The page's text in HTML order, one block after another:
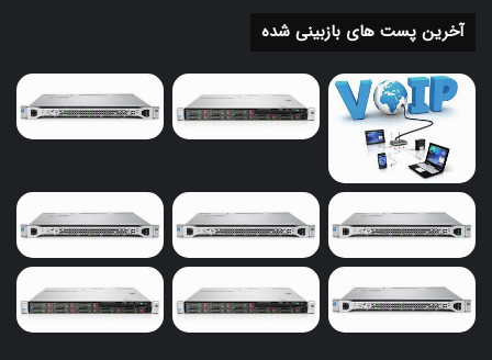
پشتیبانی، ذخیره سازی ویدئوها و تصاویر بزرگ و دیگر
نیازهای حجیم مفید است.
برخی از هاردهای وسترن دیجیتال با سرعت انتقال داده
بالا و رابط‌های پیشرفته مانند USB 3.0، USB-C و
Thunderbolt همراه هستند. این امر به کاربران اجازه
می‌دهد تا فایل‌ها را با سرعت بیشتری انتقال دهند و زمان
بیشتری را صرف کار با داده‌ها نکنند.
معایب
هاردهای وسترن دیجیتال گاهی قیمت‌های بالایی نسبت
به برندهای دیگر دارند. این ممکن است برای برخی افراد
آخرین پست های بازبینی شده